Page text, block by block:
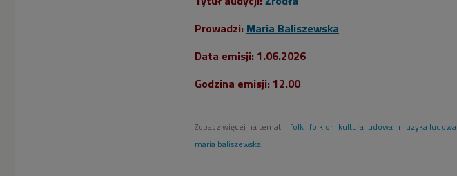
Prowadzi: Maria Baliszewska
Data emisji: 1.06.2026
Godzina emisji: 12.00
Zobacz więcej na temat: folk folklor kultura ludowa muzyka ludowa
maria baliszewska